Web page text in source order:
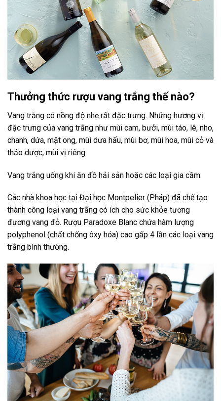
Thưởng thức rượu vang trắng thế nào?
Vang trắng có nồng độ nhẹ rất đặc trưng. Những hương vị
đặc trưng của vang trắng như mùi cam, bưởi, mùi táo, lê, nho,
chanh, dứa, mật ong, mùi dưa hấu, mùi bơ, mùi hoa, mùi cỏ và
thảo dược, mùi vị riêng.
Vang trắng uống khi ăn đồ hải sản hoặc các loại gia cầm.
Các nhà khoa học tại Đại học Montpelier (Pháp) đã chế tạo
thành công loại vang trắng có ích cho sức khỏe tương
đương vang đỏ. Rượu Paradoxe Blanc chứa hàm lượng
polyphenol (chất chống ôxy hóa) cao gấp 4 lần các loại vang
trắng bình thường.